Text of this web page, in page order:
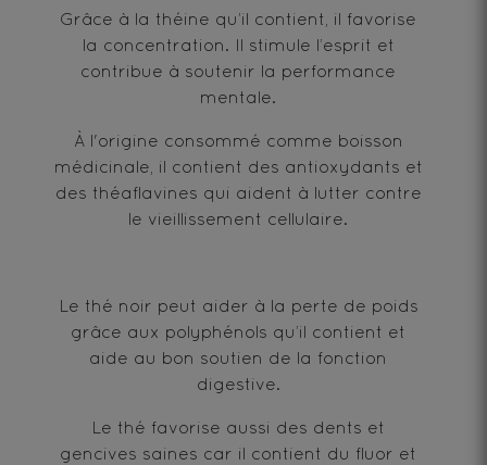
Grâce à la théine qu’il contient, il favorise
la concentration. Il stimule l’esprit et
contribue à soutenir la performance
mentale.
À l'origine consommé comme boisson
médicinale, il contient des antioxydants et
des théaflavines qui aident à lutter contre
le vieillissement cellulaire.
Le thé noir peut aider à la perte de poids
grâce aux polyphénols qu’il contient et
aide au bon soutien de la fonction
digestive.
Le thé favorise aussi des dents et
gencives saines car il contient du fluor et